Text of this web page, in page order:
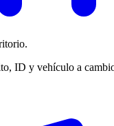
ID y vehículo a